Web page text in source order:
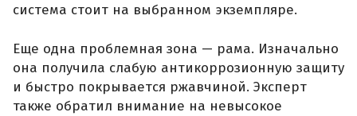
система стоит на выбранном экземпляре.
Еще одна проблемная зона — рама. Изначально
она получила слабую антикоррозионную защиту
и быстро покрывается ржавчиной. Эксперт
также обратил внимание на невысокое